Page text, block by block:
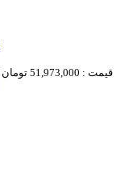
قیمت : 51,973,000 تومان